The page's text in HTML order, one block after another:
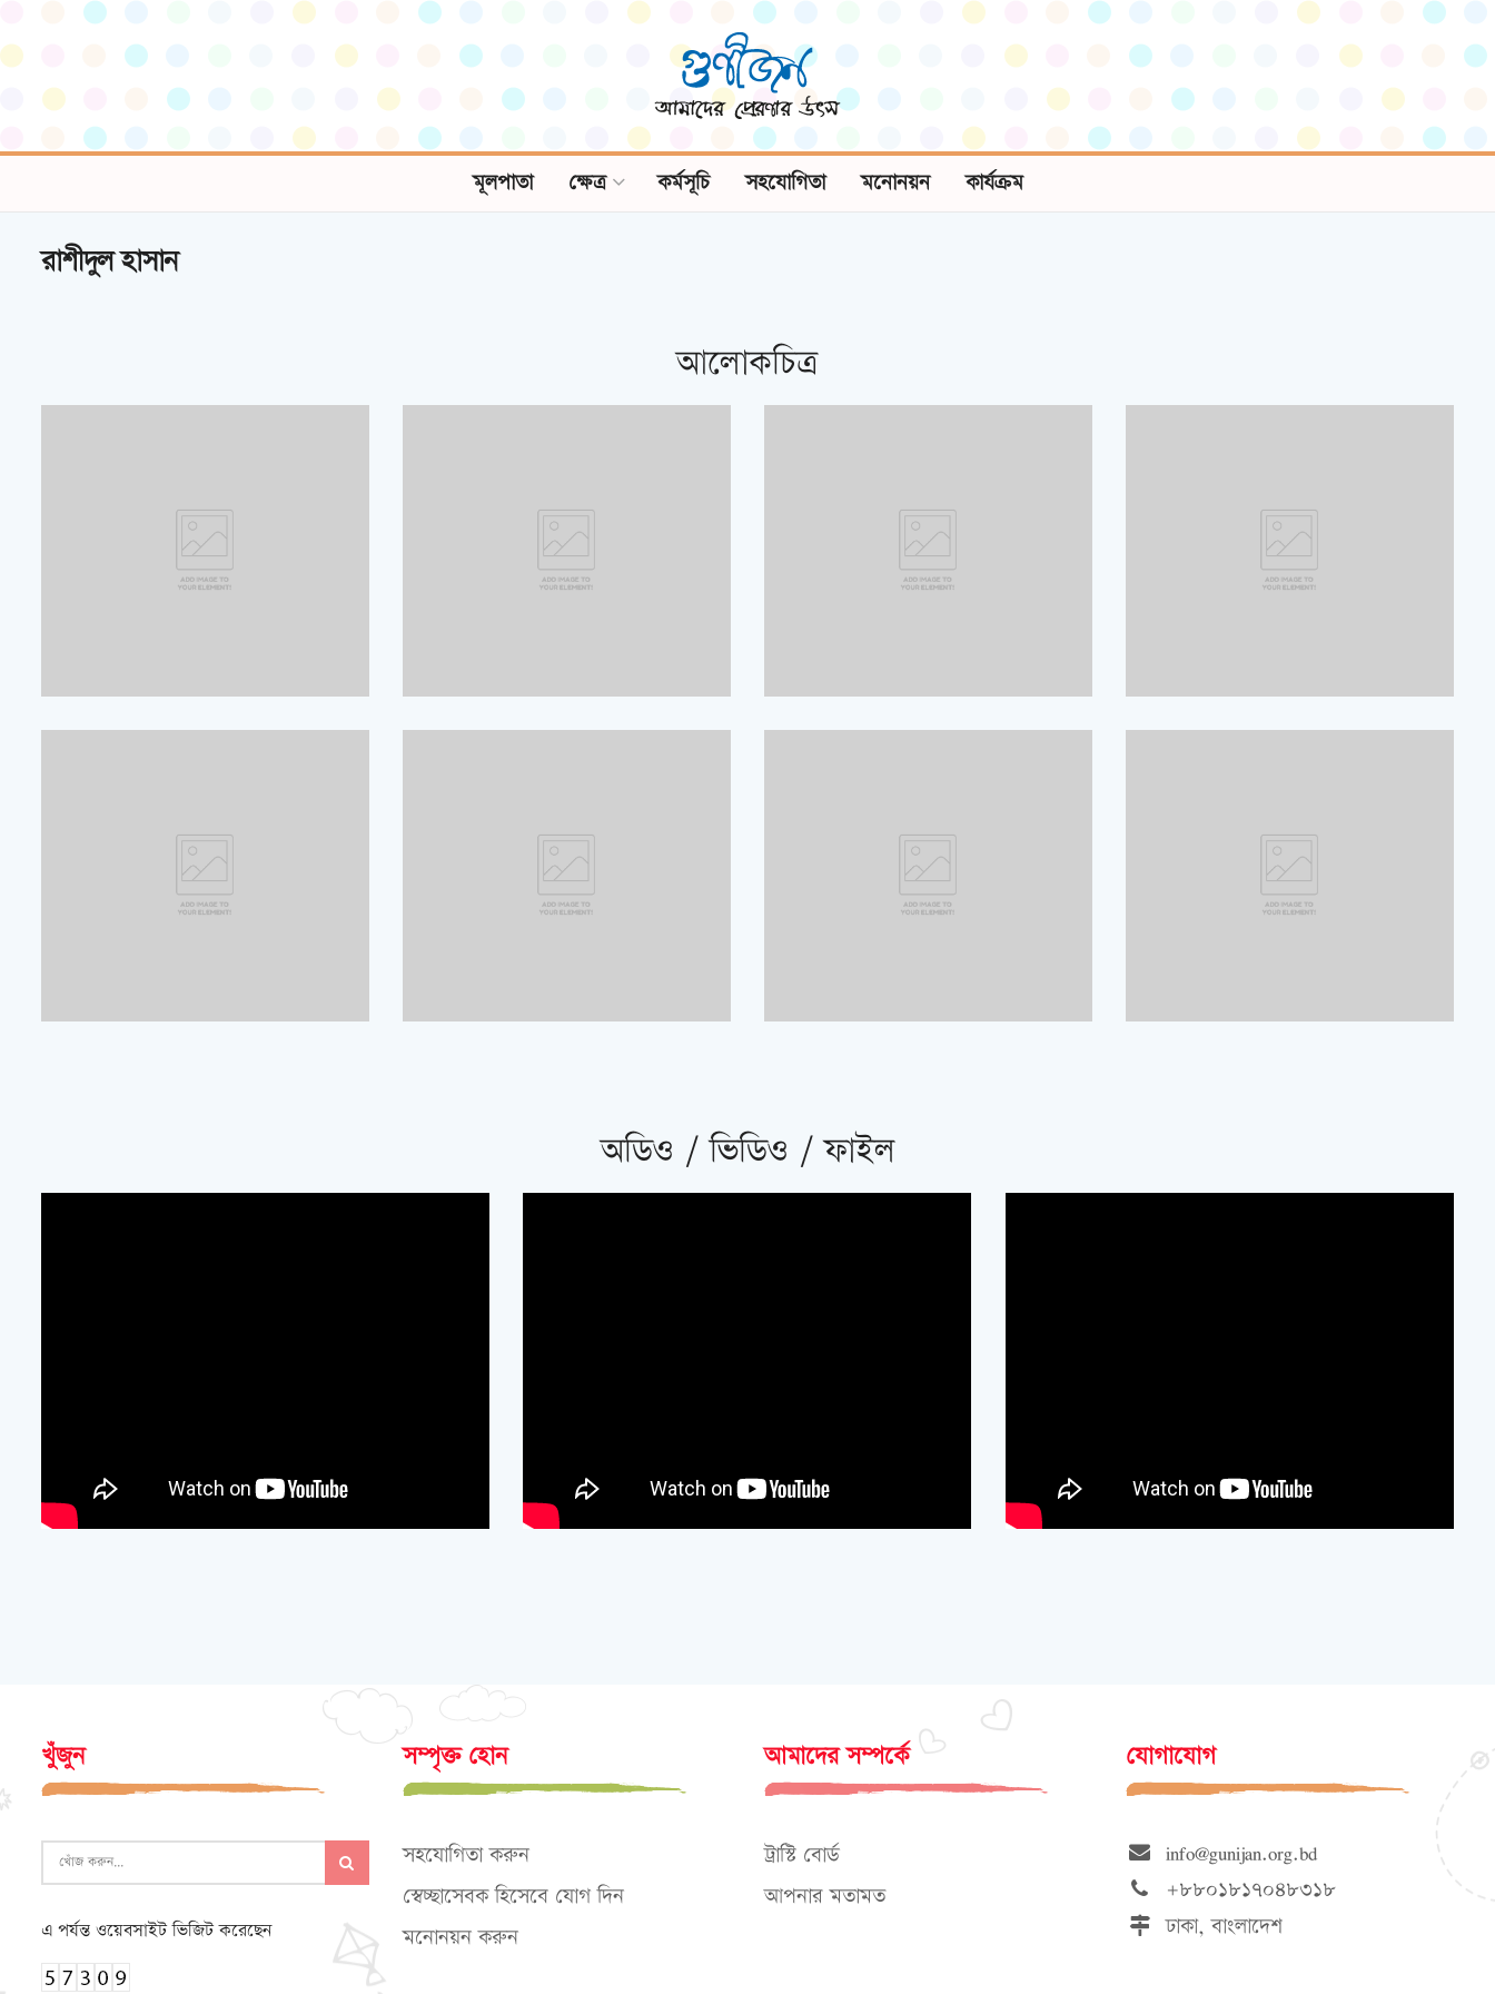
মূলপাতা ক্ষেত্র কর্মসূচি সহযোগিতা মনোনয়ন কার্যক্রম
রাশীদুল হাসান
আলোকচিত্র
অডিও / ভিডিও / ফাইল
খুঁজুন
এ পর্যন্ত ওয়েবসাইট ভিজিট করেছেন
সম্পৃক্ত হোন
সহযোগিতা করুন
স্বেচ্ছাসেবক হিসেবে যোগ দিন
মনোনয়ন করুন
আমাদের সম্পর্কে
ট্রাস্টি বোর্ড
আপনার মতামত
যোগাযোগ
info@gunijan.org.bd
+৮৮০১৮১৭০৪৮৩১৮
ঢাকা, বাংলাদেশ